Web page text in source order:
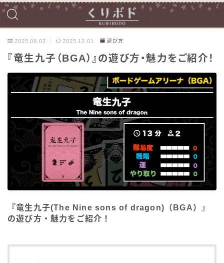
2025.08.02 2025.12.01 遊び方
『竜生九子（BGA）』の遊び方・魅力をご紹介！
『竜生九子(The Nine sons of dragon)（BGA）』
の遊び方・魅力をご紹介！